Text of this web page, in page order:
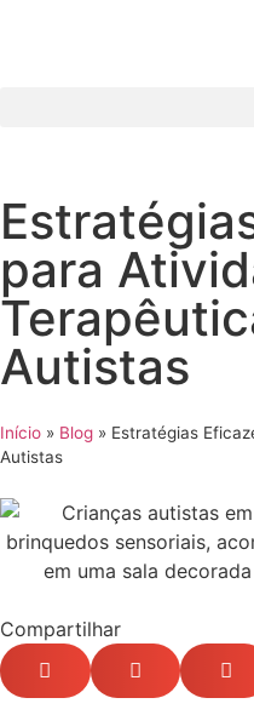
para
Autistas
Início » Blog » Estratégias
Autistas
Compartilhar